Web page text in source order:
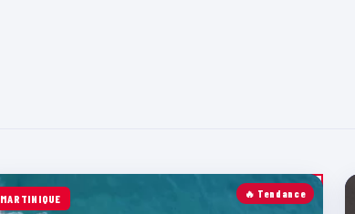
🔥 Tendance
MARTINIQUE